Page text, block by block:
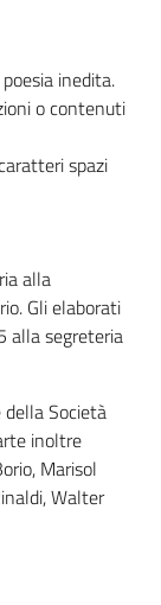
inedita.
o contenuti
spazi
alla
Gli elaborati
alla segreteria
Società
inoltre
Marisol
Walter